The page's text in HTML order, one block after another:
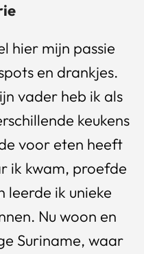
hier mijn passie
en drankjes.
vader heb ik als
keukens
voor eten heeft
ik kwam, proefde
leerde ik unieke
Nu woon en
Suriname, waar